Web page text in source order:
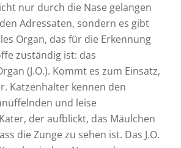
nur durch die Nase gelangen
Adressaten, sondern es gibt
Organ, das für die Erkennung
zuständig ist: das
(J.O.). Kommt es zum Einsatz,
Katzenhalter kennen den
und leise
der aufblickt, das Mäulchen
die Zunge zu sehen ist. Das J.O.